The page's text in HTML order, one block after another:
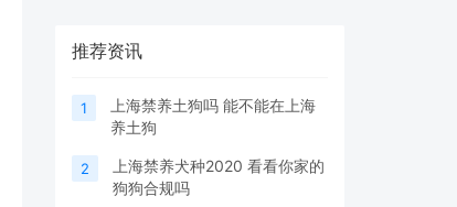
推荐资讯
1
上海禁养土狗吗 能不能在上海
养土狗
2
上海禁养犬种2020 看看你家的
狗狗合规吗